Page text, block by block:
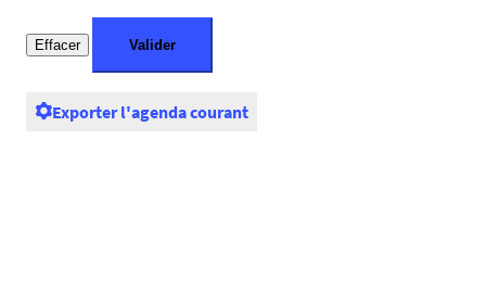
Exporter l'agenda courant